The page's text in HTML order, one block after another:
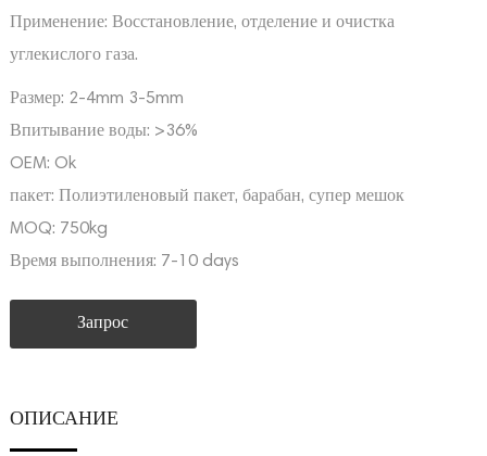
Применение: Восстановление, отделение и очистка
углекислого газа.
Размер: 2-4mm 3-5mm
Впитывание воды: >36%
OEM: Ok
пакет: Полиэтиленовый пакет, барабан, супер мешок
MOQ: 750kg
Время выполнения: 7-10 days
Запрос
ОПИСАНИЕ